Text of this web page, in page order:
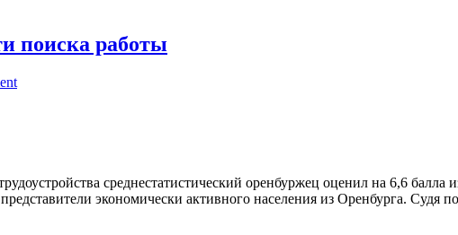
поиска работы
среднестатистический оренбуржец оценил на 6,6 балла
экономически активного населения из Оренбурга. Судя